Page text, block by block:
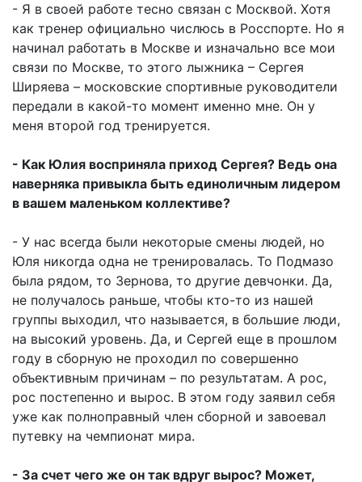
- Я в своей работе тесно связан с Москвой. Хотя
как тренер официально числюсь в Росспорте. Но я
начинал работать в Москве и изначально все мои
связи по Москве, то этого лыжника – Сергея
Ширяева – московские спортивные руководители
передали в какой-то момент именно мне. Он у
меня второй год тренируется.
- Как Юлия восприняла приход Сергея? Ведь она
наверняка привыкла быть единоличным лидером
в вашем маленьком коллективе?
- У нас всегда были некоторые смены людей, но
Юля никогда одна не тренировалась. То Подмазо
была рядом, то Зернова, то другие девчонки. Да,
не получалось раньше, чтобы кто-то из нашей
группы выходил, что называется, в большие люди,
на высокий уровень. Да, и Сергей еще в прошлом
году в сборную не проходил по совершенно
объективным причинам – по результатам. А рос,
рос постепенно и вырос. В этом году заявил себя
уже как полноправный член сборной и завоевал
путевку на чемпионат мира.
- За счет чего же он так вдруг вырос? Может,